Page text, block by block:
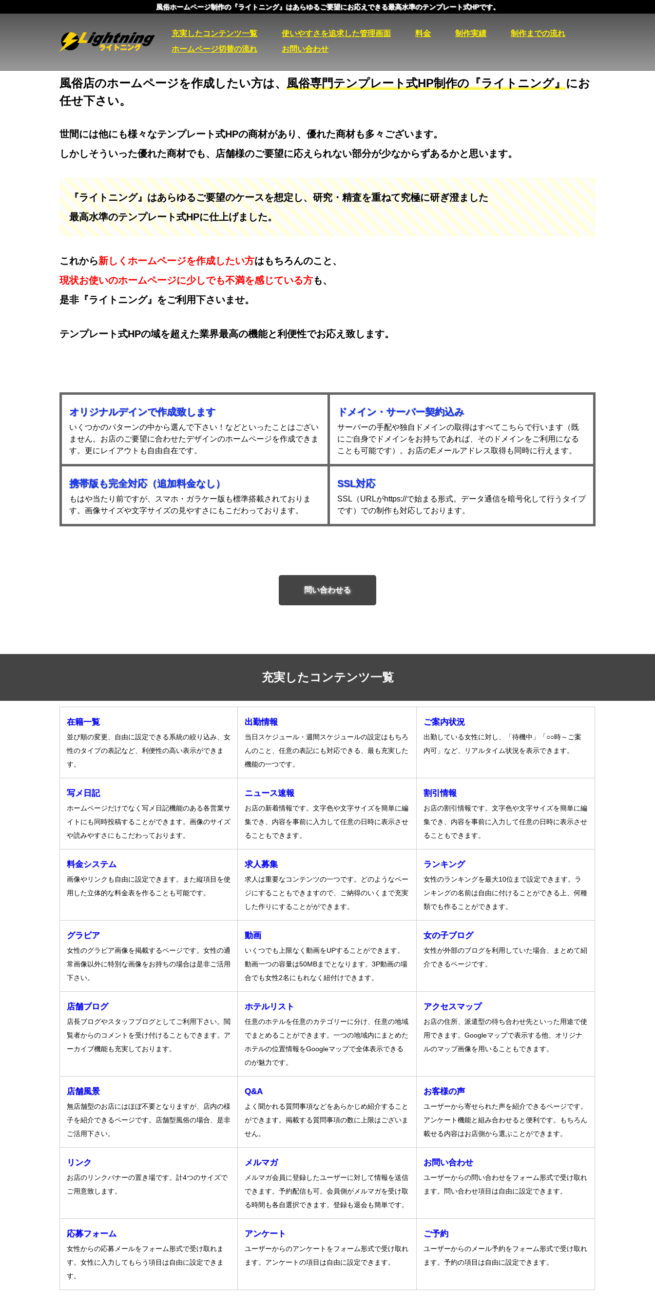
風俗ホームページ制作の『ライトニング』はあらゆるご要望にお応えできる最高水準のテンプレート式HPです。
充実したコンテンツ一覧 使いやすさを追求した管理画面 料金 制作実績
制作までの流れ
ホームページ切替の流れ
お問い合わせ
風俗店のホームページを作成したい方は、 風俗専門テンプレート式HP制作の『ライトニング』にお
任せ下さい。
世間には他にも様々なテンプレート式HPの商材があり、優れた商材も多々ございます。
しかしそういった優れた商材でも、店舗様のご要望に応えられない部分が少なからずあるかと思います。
『ライトニング』はあらゆるご要望のケースを想定し、研究・精査を重ねて究極に研ぎ澄ました
最高水準のテンプレート式HPに仕上げました。
これから新しくホームページを作成したい方はもちろんのこと、
現状お使いのホームページに少しでも不満を感じている方も、
是非『ライトニング』をご利用下さいませ。
テンプレート式HPの域を超えた業界最高の機能と利便性でお応え致します。
オリジナルデインで作成致します
いくつかのパターンの中から選んで下さい！などといったことはござい
ません。お店のご要望に合わせたデザインのホームページを作成できま
す。更にレイアウトも自由自在です。
ドメイン・サーバー契約込み
サーバーの手配や独自ドメインの取得はすべてこちらで行います（既
にご自身でドメインをお持ちであれば、そのドメインをご利用になる
ことも可能です）。お店のEメールアドレス取得も同時に行えます。
携帯版も完全対応（追加料金なし）
もはや当たり前ですが、スマホ・ガラケー版も標準搭載されておりま
す。画像サイズや文字サイズの見やすさにもこだわっております。
SSL対応
SSL（URLがhttps://で始まる形式。データ通信を暗号化して行うタイプ
です）での制作も対応しております。
問い合わせる
充実したコンテンツ一覧
在籍一覧
並び順の変更、自由に設定できる系統の絞り込み、女
性のタイプの表記など、利便性の高い表示ができま
す。
出勤情報
当日スケジュール・週間スケジュールの設定はもちろ
んのこと、任意の表記にも対応できる、最も充実した
機能の一つです。
ご案内状況
出勤している女性に対し、「待機中」「○○時～ご案
内可」など、リアルタイム状況を表示できます。
写メ日記
ホームページだけでなく写メ日記機能のある各営業サ
イトにも同時投稿することができます。画像のサイズ
や読みやすさにもこだわっております。
ニュース速報
お店の新着情報です。文字色や文字サイズを簡単に編
集でき、内容を事前に入力して任意の日時に表示させ
ることもできます。
割引情報
お店の割引情報です。文字色や文字サイズを簡単に編
集でき、内容を事前に入力して任意の日時に表示させ
ることもできます。
料金システム
画像やリンクも自由に設定できます。また縦項目を使
用した立体的な料金表を作ることも可能です。
求人募集
求人は重要なコンテンツの一つです。どのようなペー
ジにすることもできますので、ご納得のいくまで充実
した作りにすることがができます。
ランキング
女性のランキングを最大10位まで設定できます。ラ
ンキングの名前は自由に付けることができる上、何種
類でも作ることができます。
グラビア
女性のグラビア画像を掲載するページです。女性の通
常画像以外に特別な画像をお持ちの場合は是非ご活用
下さい。
動画
いくつでも上限なく動画をUPすることができます。
動画一つの容量は50MBまでとなります。3P動画の場
合でも女性2名にもれなく紐付けできます。
女の子ブログ
女性が外部のブログを利用していた場合、まとめて紹
介できるページです。
店舗ブログ
店長ブログやスタッフブログとしてご利用下さい。閲
覧者からのコメントを受け付けることもできます。ア
ーカイブ機能も充実しております。
ホテルリスト
任意のホテルを任意のカテゴリーに分け、任意の地域
でまとめることができます。一つの地域内にまとめた
ホテルの位置情報をGoogleマップで全体表示できる
のが魅力です。
アクセスマップ
お店の住所、派遣型の待ち合わせ先といった用途で使
用できます。Googleマップで表示する他、オリジナ
ルのマップ画像を用いることもできます。
店舗風景
無店舗型のお店にはほぼ不要となりますが、店内の様
子を紹介できるページです。店舗型風俗の場合、是非
ご活用下さい。
Q&A
よく聞かれる質問事項などをあらかじめ紹介すること
ができます。掲載する質問事項の数に上限はございま
せん。
お客様の声
ユーザーから寄せられた声を紹介できるページです。
アンケート機能と組み合わせると便利です。もちろん
載せる内容はお店側から選ぶことができます。
リンク
お店のリンクバナーの置き場です。計4つのサイズで
ご用意致します。
メルマガ
メルマガ会員に登録したユーザーに対して情報を送信
できます。予約配信も可。会員側がメルマガを受け取
る時間も各自選択できます。登録も退会も簡単です。
お問い合わせ
ユーザーからの問い合わせをフォーム形式で受け取れ
ます。問い合わせ項目は自由に設定できます。
応募フォーム
女性からの応募メールをフォーム形式で受け取れま
す。女性に入力してもらう項目は自由に設定できま
す。
アンケート
ユーザーからのアンケートをフォーム形式で受け取れ
ます。アンケートの項目は自由に設定できます。
ご予約
ユーザーからのメール予約をフォーム形式で受け取れ
ます。予約の項目は自由に設定できます。